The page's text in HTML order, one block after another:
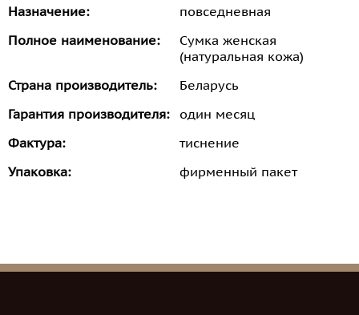
Назначение:
повседневная
Полное наименование:
Сумка женская
(натуральная кожа)
Страна производитель:
Беларусь
Гарантия производителя:
один месяц
Фактура:
тиснение
Упаковка:
фирменный пакет